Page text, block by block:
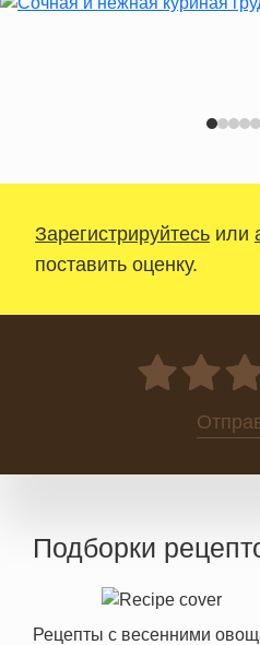
Зарегистрируйтесь или
поставить оценку.
Подборки
Рецепты с весенними